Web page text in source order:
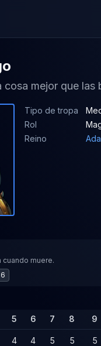
cosa mejor que
Tipo de tropa
Rol
Reino
cuando muere.
5 6 7 8 9
4 4 5 5 5